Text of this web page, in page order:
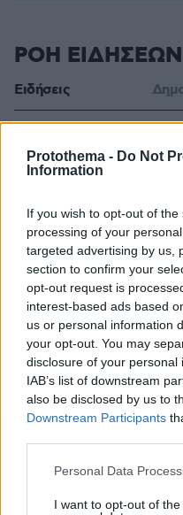
Protothema - Do Not
Information
If you wish to opt-out of
processing of your
targeted advertising by us,
section to confirm your
opt-out request is
interest-based ads based
us or personal information
your opt-out. You may
disclosure of your
IAB’s list of downstream
also be disclosed by us to
Downstream Participants
Please note that this
not limited to your visit or
Personal Data
I want to opt-out of
ΡΟΗ ΕΙΔΗΣΕΩΝ
Ειδήσεις
Στο νοσοκομείο
γέφυρα της Χαλκίδας
Λίσι μετά την ήττα του
σοβαρότητα θα
Βλάβη, ατύχημα ή
πολλοί αγνοούν
πριν 22 λεπτά
Χαλαρή έξοδος για τον
σύζυγό του Μαρέβα στα
πριν 28 λεπτά
«Θα μπορούσε να
Τραμπ για το τέλος του
πριν 31 λεπτά
πριν 42 λεπτά
πριν 43 λεπτά